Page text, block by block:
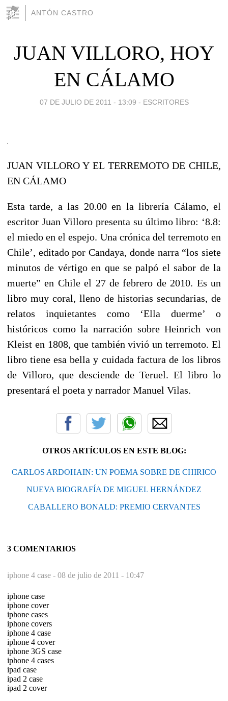
ANTÓN CASTRO
JUAN VILLORO, HOY
EN CÁLAMO
07 DE JULIO DE 2011 - 13:09 - ESCRITORES
JUAN VILLORO Y EL TERREMOTO DE CHILE,
EN CÁLAMO
Esta tarde, a las 20.00 en la librería Cálamo, el
escritor Juan Villoro presenta su último libro: ‘8.8:
el miedo en el espejo. Una crónica del terremoto en
Chile’, editado por Candaya, donde narra “los siete
minutos de vértigo en que se palpó el sabor de la
muerte” en Chile el 27 de febrero de 2010. Es un
libro muy coral, lleno de historias secundarias, de
relatos inquietantes como ‘Ella duerme’ o
históricos como la narración sobre Heinrich von
Kleist en 1808, que también vivió un terremoto. El
libro tiene esa bella y cuidada factura de los libros
de Villoro, que desciende de Teruel. El libro lo
presentará el poeta y narrador Manuel Vilas.
OTROS ARTÍCULOS EN ESTE BLOG:
CARLOS ARDOHAIN: UN POEMA SOBRE DE CHIRICO
NUEVA BIOGRAFÍA DE MIGUEL HERNÁNDEZ
CABALLERO BONALD: PREMIO CERVANTES
3 COMENTARIOS
iphone 4 case - 08 de julio de 2011 - 10:47
iphone case
iphone cover
iphone cases
iphone covers
iphone 4 case
iphone 4 cover
iphone 3GS case
iphone 4 cases
ipad case
ipad 2 case
ipad 2 cover